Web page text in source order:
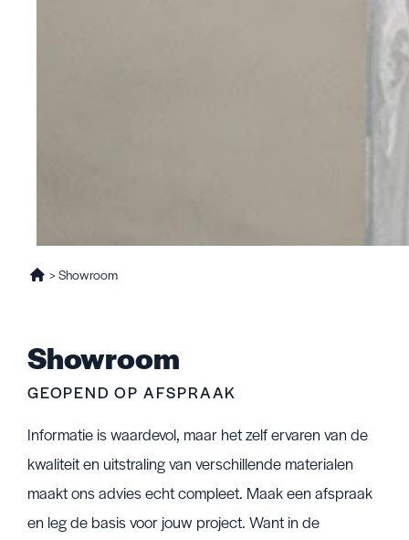
> Showroom
Showroom
GEOPEND OP AFSPRAAK
Informatie is waardevol, maar het zelf ervaren van de
kwaliteit en uitstraling van verschillende materialen
maakt ons advies echt compleet. Maak een afspraak
en leg de basis voor jouw project. Want in de